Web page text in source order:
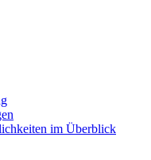
im Überblick